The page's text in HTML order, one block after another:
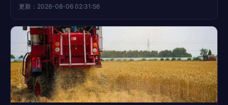
更新：2026-08-06 02:31:56